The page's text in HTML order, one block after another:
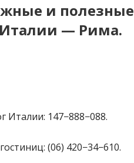
и полезные
— Рима.
Италии: 147−888−088.
(06) 420−34−610.